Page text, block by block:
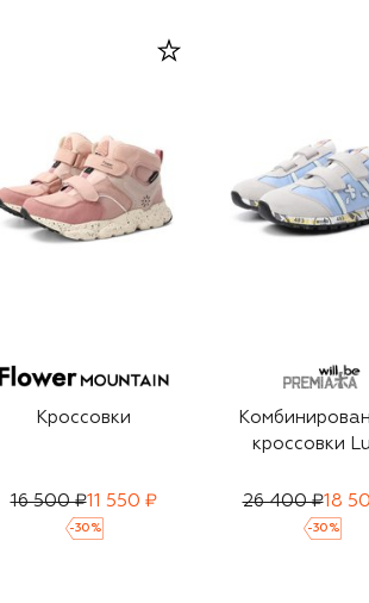
Кроссовки
16 500 ₽11 550 ₽
-30 %
кроссовки
26 400 ₽18
-30 %